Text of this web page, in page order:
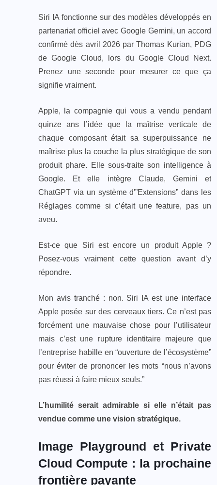
Siri IA fonctionne sur des modèles développés en
partenariat officiel avec Google Gemini, un accord
confirmé dès avril 2026 par Thomas Kurian, PDG
de Google Cloud, lors du Google Cloud Next.
Prenez une seconde pour mesurer ce que ça
signifie vraiment.
Apple, la compagnie qui vous a vendu pendant
quinze ans l’idée que la maîtrise verticale de
chaque composant était sa superpuissance ne
maîtrise plus la couche la plus stratégique de son
produit phare. Elle sous-traite son intelligence à
Google. Et elle intègre Claude, Gemini et
ChatGPT via un système d'”Extensions” dans les
Réglages comme si c’était une feature, pas un
aveu.
Est-ce que Siri est encore un produit Apple ?
Posez-vous vraiment cette question avant d’y
répondre.
Mon avis tranché : non. Siri IA est une interface
Apple posée sur des cerveaux tiers. Ce n’est pas
forcément une mauvaise chose pour l’utilisateur
mais c’est une rupture identitaire majeure que
l’entreprise habille en “ouverture de l’écosystème”
pour éviter de prononcer les mots “nous n’avons
pas réussi à faire mieux seuls.”
L’humilité serait admirable si elle n’était pas
vendue comme une vision stratégique.
Image Playground et Private
Cloud Compute : la prochaine
frontière payante